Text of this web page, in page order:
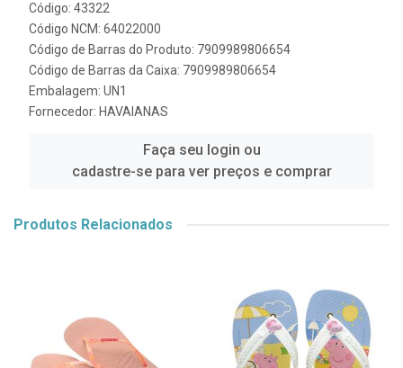
Código: 43322
Código NCM: 64022000
Código de Barras do Produto: 7909989806654
Código de Barras da Caixa: 7909989806654
Embalagem: UN1
Fornecedor: HAVAIANAS
Faça seu login ou
cadastre-se para ver preços e comprar
Produtos Relacionados